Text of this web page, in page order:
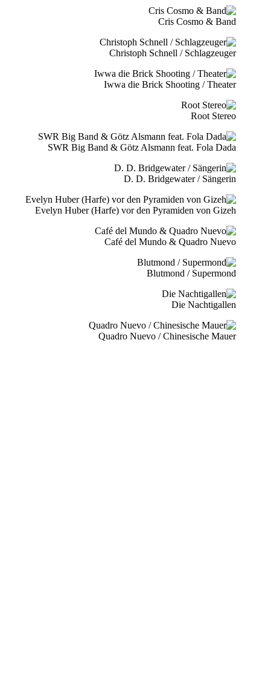
Cris Cosmo & Band
Christoph Schnell / Schlagzeuger
Iwwa die Brick Shooting / Theater
Root Stereo
SWR Big Band & Götz Alsmann feat. Fola Dada
D. D. Bridgewater / Sängerin
Evelyn Huber (Harfe) vor den Pyramiden von Gizeh
Café del Mundo & Quadro Nuevo
Blutmond / Supermond
Die Nachtigallen
Quadro Nuevo / Chinesische Mauer